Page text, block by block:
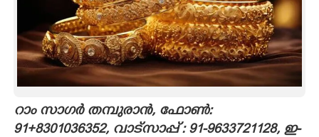
ASTRO
CARTOONS
റാം സാഗർ തമ്പുരാൻ, ഫോൺ:
91+8301036352, വാട്സാപ്പ് : 91-9633721128, ഇ-